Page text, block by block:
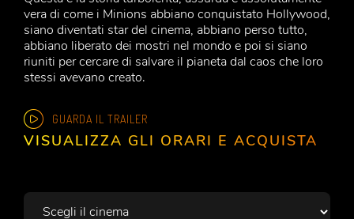
vera di come i Minions abbiano conquistato Hollywood,
siano diventati star del cinema, abbiano perso tutto,
abbiano liberato dei mostri nel mondo e poi si siano
riuniti per cercare di salvare il pianeta dal caos che loro
stessi avevano creato.
GUARDA IL TRAILER
VISUALIZZA GLI ORARI E ACQUISTA